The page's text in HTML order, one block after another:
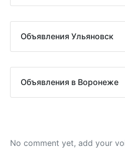
Объявления Ульяновск
Объявления в Воронеже
No comment yet, add your